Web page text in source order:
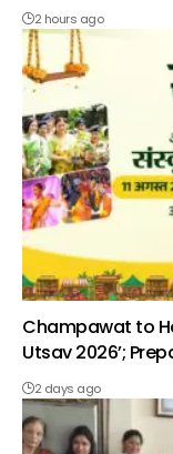
2 hours ago
Champawat to
Utsav 2026’;
2 days ago